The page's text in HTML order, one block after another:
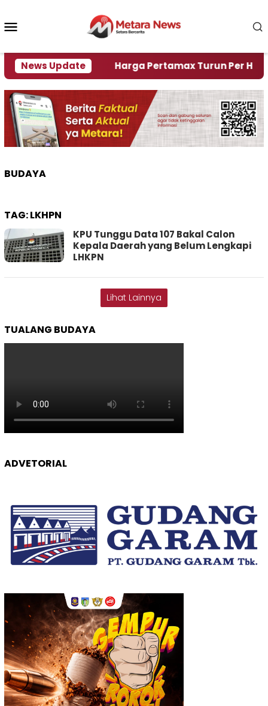
konten
News Update
Krisi Air Harga Pertamax Turun Per Hari Ini,
BUDAYA
TAG:LKHPN
KPU Tunggu Data 107 Bakal Calon
Kepala Daerah yang Belum Lengkapi
LHKPN
Lihat Lainnya
TUALANG BUDAYA
ADVETORIAL